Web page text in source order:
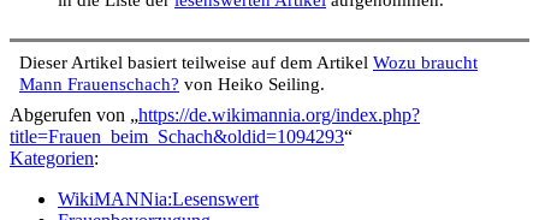
Dieser Artikel basiert teilweise auf dem Artikel Wozu braucht
Mann Frauenschach? von Heiko Seiling.
Abgerufen von „https://de.wikimannia.org/index.php?
title=Frauen_beim_Schach&oldid=1094293“
Kategorien:
WikiMANNia:Lesenswert